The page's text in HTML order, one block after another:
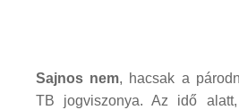
Sajnos nem, hacsak a
TB jogviszonya. Az idő